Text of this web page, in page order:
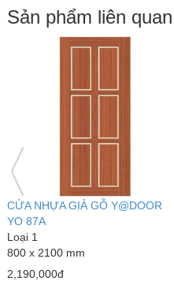
Sản phẩm liên quan
CỬA NHỰA GIẢ GỖ Y@DOOR
YC 85A
Loại 1
800 x 2100 mm
2,150,000đ